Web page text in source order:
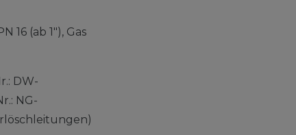
16 (ab 1"), Gas
DW-
NG-